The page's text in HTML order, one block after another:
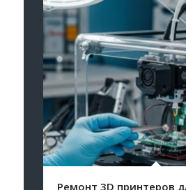
Ремонт 3D принтеров